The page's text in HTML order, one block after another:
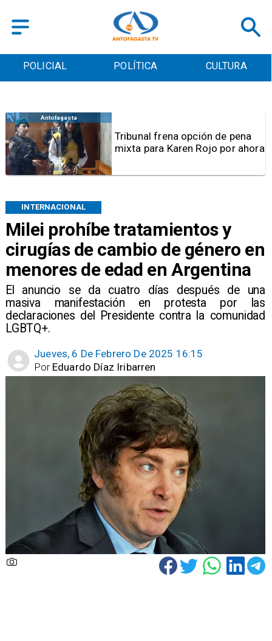
POLICIAL POLÍTICA CULTURA
Milei prohíbe tratamientos y
cirugías de cambio de género en
menores de edad en Argentina
El anuncio se da cuatro días después de una
masiva manifestación en protesta por las
declaraciones del Presidente contra la comunidad
LGBTQ+.
INTERNACIONAL
Jueves, 6 De Febrero De 2025 16:15
Eduardo Díaz Iribarren
Por
Antofagasta
Tribunal frena opción de pena
mixta para Karen Rojo por ahora